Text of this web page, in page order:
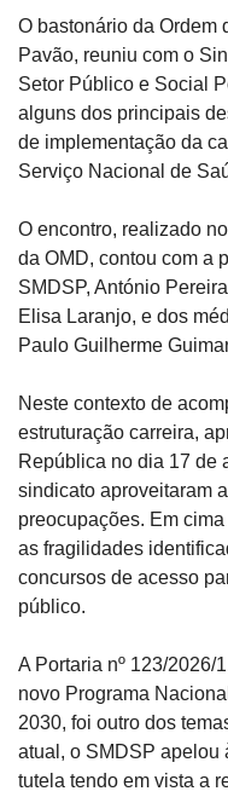
O bastonário da Ordem
Pavão, reuniu com o
Setor Público e Social
alguns dos principais
de implementação da
Serviço Nacional de
O encontro, realizado
da OMD, contou com a
SMDSP, António
Elisa Laranjo, e dos
Paulo Guilherme
Neste contexto de
estruturação carreira,
República no dia 17 de
sindicato aproveitaram
preocupações. Em
as fragilidades
concursos de acesso
público.
A Portaria nº 123/2026/
novo Programa
2030, foi outro dos
atual, o SMDSP apelou
tutela tendo em vista a